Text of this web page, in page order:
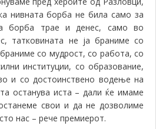
нивната борба не била само за
борба трае и денес, само во
татковината не ја браниме со
со мудрост, со работа, со
институции, со образование,
и со достоинствено водење на
останува иста – дали ќе имаме
свои и да не дозволиме
нас – рече премиерот.